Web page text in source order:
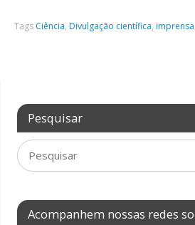
Tags Ciência, Divulgação científica, imprensa
Pesquisar
Acompanhem nossas redes